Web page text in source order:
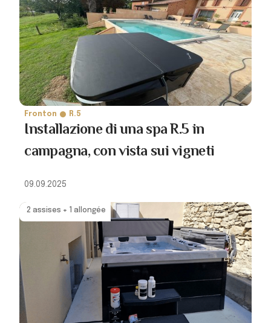
Fronton R.5
Installazione di una spa R.5 in
campagna, con vista sui vigneti
09.09.2025
2 assises + 1 allongée